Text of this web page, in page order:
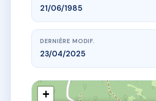
21/06/1985
DERNIÈRE MODIF.
23/04/2025
+